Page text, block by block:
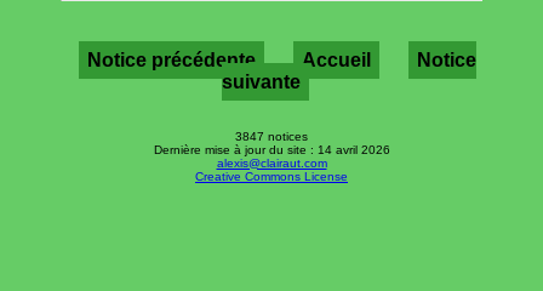
Notice précédente Accueil
Notice
suivante
3847 notices
Dernière mise à jour du site : 14 avril 2026
alexis@clairaut.com
Creative Commons License